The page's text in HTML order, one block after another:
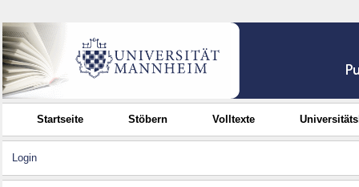
Startseite Stöbern Volltexte
Login